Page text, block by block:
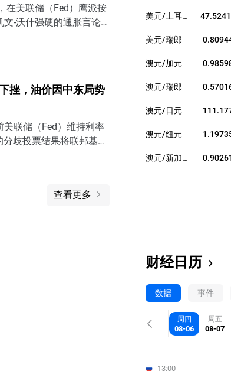
在美联储（Fed）鹰派按
-沃什强硬的通胀言论未
挫，油价因中东局势
联储（Fed）维持利率
歧投票结果将联邦基金
查看更多
美元/土耳其里拉
美元/瑞郎
澳元/加元
澳元/瑞郎
澳元/日元
澳元/纽元
澳元/新加坡元
财经日历
数据 事件
周四
08-06
周五
08-07
13:00